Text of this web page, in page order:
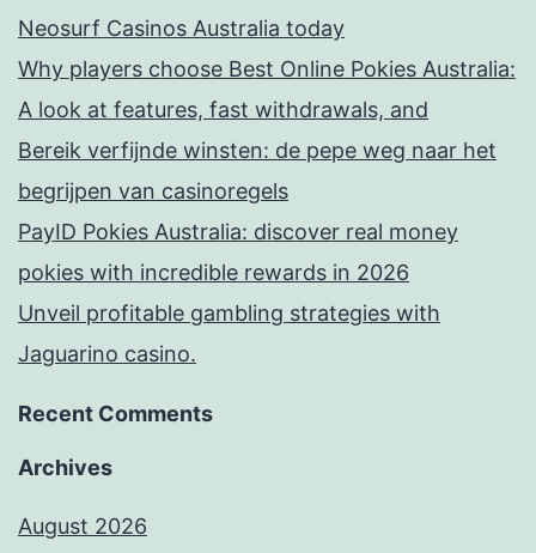
Neosurf Casinos Australia today
Why players choose Best Online Pokies Australia:
A look at features, fast withdrawals, and
Bereik verfijnde winsten: de pepe weg naar het
begrijpen van casinoregels
PayID Pokies Australia: discover real money
pokies with incredible rewards in 2026
Unveil profitable gambling strategies with
Jaguarino casino.
Recent Comments
Archives
August 2026